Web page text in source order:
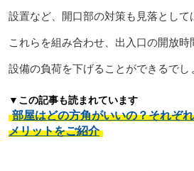
設置など、開口部の対策も見落として
これらを組み合わせ、出入口の開放
設備の負荷を下げることができるでし
▼この記事も読まれています
部屋はどの方角がいいの？それぞ
メリットをご紹介